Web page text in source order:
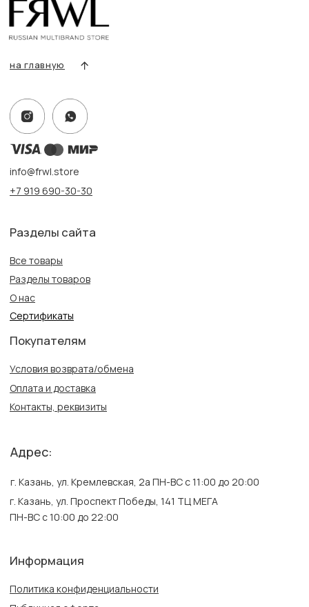
Оплата и доставка
Контакты, реквизиты
Информация
Политика конфиденциальности
Публичная оферта
ПН-ВС с 10:00 до 22:00